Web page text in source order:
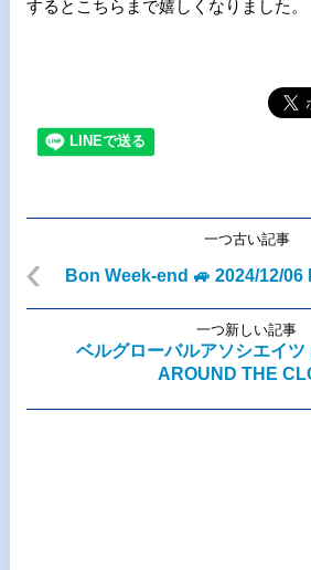
するとこ ちらまで嬉しくなりました。
一つ古い記事
Bon Week-end 🚙 2024/12/06
一つ新しい記事
ベルグローバルアソシエイ
AROUND THE